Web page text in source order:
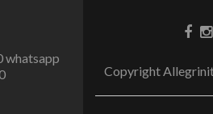
whatsapp
Copyright